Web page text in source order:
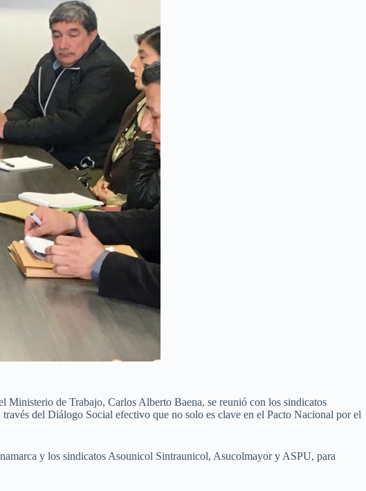
de Trabajo, Carlos Alberto Baena, se reunió con los sindicatos
del Diálogo Social efectivo que no solo es clave en el Pacto Nacional por el
y los sindicatos Asounicol Sintraunicol, Asucolmayor y ASPU, para